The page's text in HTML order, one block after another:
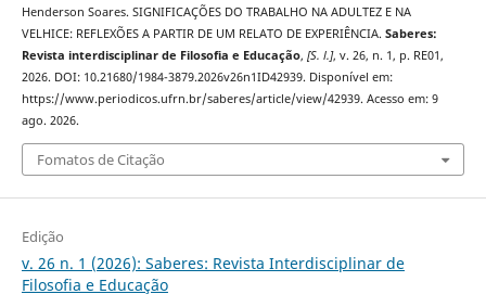
Henderson Soares. SIGNIFICAÇÕES DO TRABALHO NA ADULTEZ E NA
VELHICE: REFLEXÕES A PARTIR DE UM RELATO DE EXPERIÊNCIA. Saberes:
Revista interdisciplinar de Filosofia e Educação, [S. l.], v. 26, n. 1, p. RE01,
2026. DOI: 10.21680/1984-3879.2026v26n1ID42939. Disponível em:
https://www.periodicos.ufrn.br/saberes/article/view/42939. Acesso em: 9
ago. 2026.
Fomatos de Citação
Edição
v. 26 n. 1 (2026): Saberes: Revista Interdisciplinar de
Filosofia e Educação